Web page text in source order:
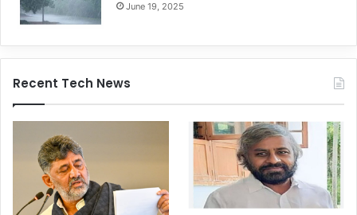
June 19, 2025
Recent Tech News